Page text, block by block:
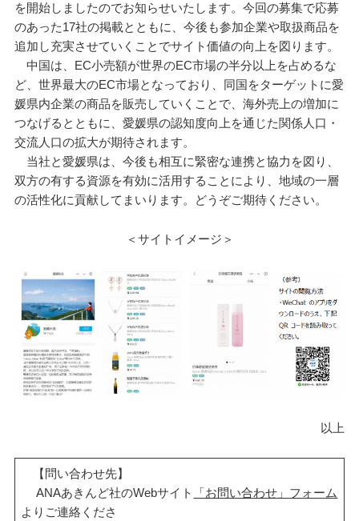
を開始しましたのでお知らせいたします。今回の募集で応募
のあった17社の掲載とともに、今後も参加企業や取扱商品を
追加し充実させていくことでサイト価値の向上を図ります。
中国は、EC小売額が世界のEC市場の半分以上を占めるな
ど、世界最大のEC市場となっており、同国をターゲットに愛
媛県内企業の商品を販売していくことで、海外売上の増加に
つなげるとともに、愛媛県の認知度向上を通じた関係人口・
交流人口の拡大が期待されます。
当社と愛媛県は、今後も相互に緊密な連携と協力を図り、
双方の有する資源を有効に活用することにより、地域の一層
の活性化に貢献してまいります。どうぞご期待ください。
＜サイトイメージ＞
以上
【問い合わせ先】
ANAあきんど社のWebサイト
「お問い合わせ」フォーム
よりご連絡くださ